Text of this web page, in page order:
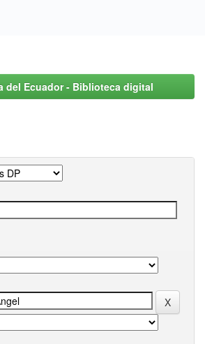
del Ecuador - Biblioteca digital